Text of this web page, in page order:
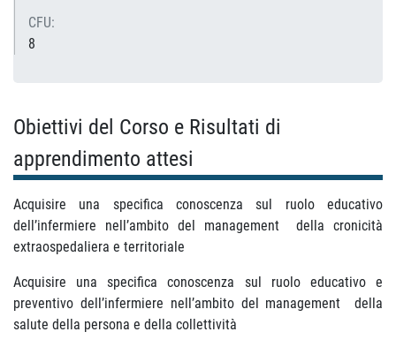
CFU:
8
Obiettivi del Corso e Risultati di
apprendimento attesi
Acquisire una specifica conoscenza sul ruolo educativo
dell’infermiere nell’ambito del management della cronicità
extraospedaliera e territoriale
Acquisire una specifica conoscenza sul ruolo educativo e
preventivo dell’infermiere nell’ambito del management della
salute della persona e della collettività